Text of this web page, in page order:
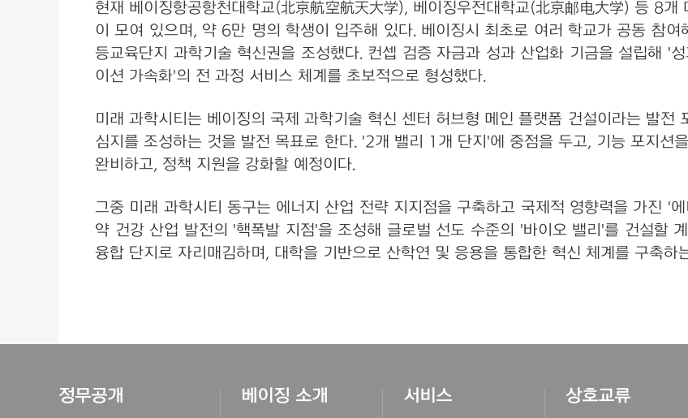
현재 베이징항공항천대학교(北京航空航天大学), 베이징우전대학교(北京邮电大学) 등 8개
이 모여 있으며, 약 6만 명의 학생이 입주해 있다. 베이징시 최초로 여러 학교가 공동 참
등교육단지 과학기술 혁신권을 조성했다. 컨셉 검증 자금과 성과 산업화 기금을 설립해 '
이션 가속화'의 전 과정 서비스 체계를 초보적으로 형성했다.
미래 과학시티는 베이징의 국제 과학기술 혁신 센터 허브형 메인 플랫폼 건설이라는 발전
심지를 조성하는 것을 발전 목표로 한다. '2개 밸리 1개 단지'에 중점을 두고, 기능 포지션
완비하고, 정책 지원을 강화할 예정이다.
그중 미래 과학시티 동구는 에너지 산업 전략 지지점을 구축하고 국제적 영향력을 가진 '
약 건강 산업 발전의 '핵폭발 지점'을 조성해 글로벌 선도 수준의 '바이오 밸리'를 건설할
융합 단지로 자리매김하며, 대학을 기반으로 산학연 및 응용을 통합한 혁신 체계를 구축하
정무공개 베이징 소개 서비스 상호교류